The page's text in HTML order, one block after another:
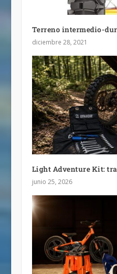
Terreno intermedio-
diciembre 28, 2021
Light Adventure Kit:
junio 25, 2026